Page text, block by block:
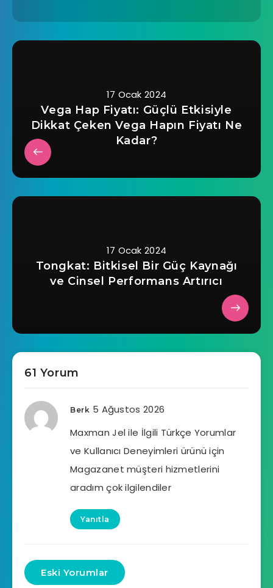
17 Ocak 2024
Vega Hap Fiyatı: Güçlü Etkisiyle
Dikkat Çeken Vega Hapın Fiyatı Ne
Kadar?
17 Ocak 2024
Tongkat: Bitkisel Bir Güç Kaynağı
ve Cinsel Performans Artırıcı
61 Yorum
Berk 5 Ağustos 2026
Maxman Jel ile İlgili Türkçe Yorumlar
ve Kullanıcı Deneyimleri ürünü için
Magazanet müşteri hizmetlerini
aradım çok ilgilendiler
Yanıtla
Eski Yorumlar